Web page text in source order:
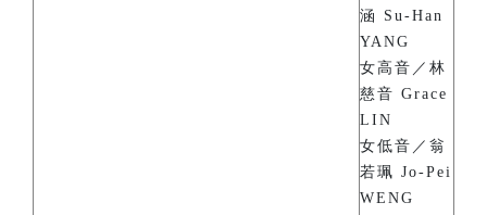
涵 Su-Han
YANG
女高音／林
慈音 Grace
LIN
女低音／翁
若珮 Jo-Pei
WENG